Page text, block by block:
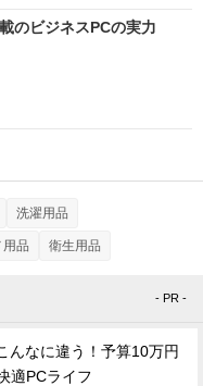
のビジネスPCの実力
洗濯用品
品 衛生用品
- PR -
んなに違う！予算10万円
適PCライフ